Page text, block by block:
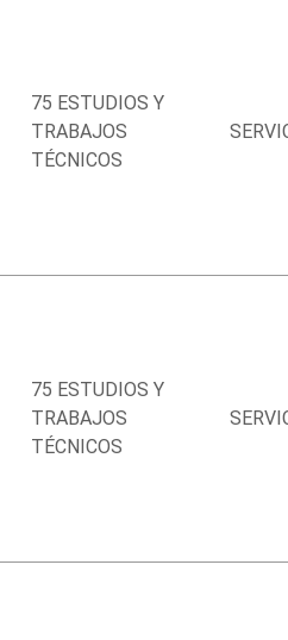
75 ESTUDIOS Y
TRABAJOS
TÉCNICOS
75 ESTUDIOS Y
TRABAJOS
TÉCNICOS